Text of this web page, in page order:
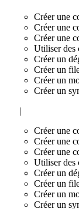
Créer une
Créer une
Créer une
Utiliser des
Créer un
Créer un
Créer un
Créer un
|
Créer une
Créer une
Créer une
Utiliser des
Créer un
Créer un
Créer un
Créer un